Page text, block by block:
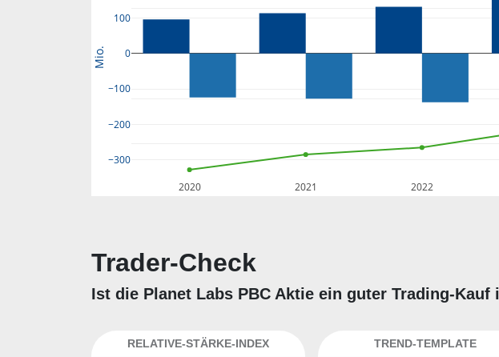
2020 2021 2022
−300
−200
−100
0
100
Mio.
Trader-Check
Ist die Planet Labs PBC Aktie ein guter Trading-
RELATIVE-STÄRKE-INDEX TREND-TEMPLATE